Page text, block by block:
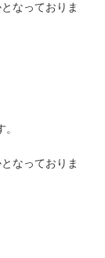
なっておりま
なっておりま